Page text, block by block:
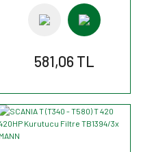
581,06 TL